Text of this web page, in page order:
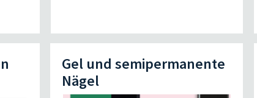
Gel und semipermanente
Nägel